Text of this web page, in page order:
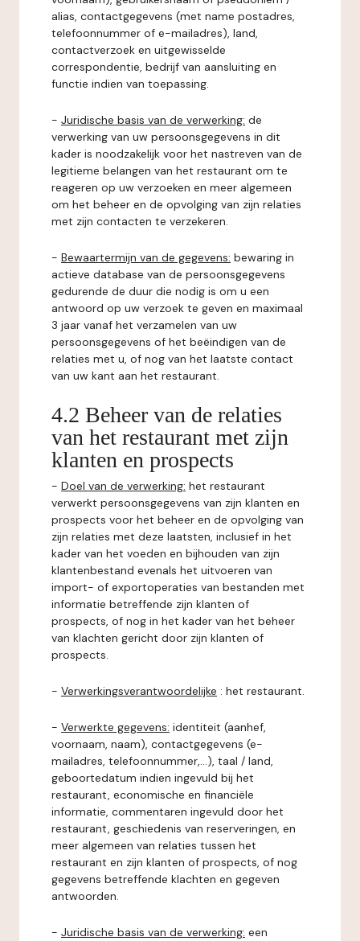
alias, contactgegevens (met name postadres,
telefoonnummer of e-mailadres), land,
contactverzoek en uitgewisselde
correspondentie, bedrijf van aansluiting en
functie indien van toepassing.
- Juridische basis van de verwerking: de
verwerking van uw persoonsgegevens in dit
kader is noodzakelijk voor het nastreven van de
legitieme belangen van het restaurant om te
reageren op uw verzoeken en meer algemeen
om het beheer en de opvolging van zijn relaties
met zijn contacten te verzekeren.
- Bewaartermijn van de gegevens: bewaring in
actieve database van de persoonsgegevens
gedurende de duur die nodig is om u een
antwoord op uw verzoek te geven en maximaal
3 jaar vanaf het verzamelen van uw
persoonsgegevens of het beëindigen van de
relaties met u, of nog van het laatste contact
van uw kant aan het restaurant.
4.2 Beheer van de relaties
van het restaurant met zijn
klanten en prospects
- Doel van de verwerking: het restaurant
verwerkt persoonsgegevens van zijn klanten en
prospects voor het beheer en de opvolging van
zijn relaties met deze laatsten, inclusief in het
kader van het voeden en bijhouden van zijn
klantenbestand evenals het uitvoeren van
import- of exportoperaties van bestanden met
informatie betreffende zijn klanten of
prospects, of nog in het kader van het beheer
van klachten gericht door zijn klanten of
prospects.
- Verwerkingsverantwoordelijke : het restaurant.
- Verwerkte gegevens: identiteit (aanhef,
voornaam, naam), contactgegevens (e-
mailadres, telefoonnummer,...), taal / land,
geboortedatum indien ingevuld bij het
restaurant, economische en financiële
informatie, commentaren ingevuld door het
restaurant, geschiedenis van reserveringen, en
meer algemeen van relaties tussen het
restaurant en zijn klanten of prospects, of nog
gegevens betreffende klachten en gegeven
antwoorden.
- Juridische basis van de verwerking: een